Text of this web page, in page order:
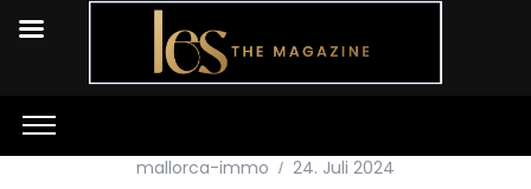
mallorca-immo 24. Juli 2024